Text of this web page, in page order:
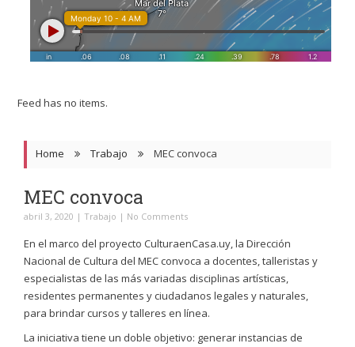
Feed has no items.
Home Trabajo MEC convoca
MEC convoca
abril 3, 2020 | Trabajo | No Comments
En el marco del proyecto CulturaenCasa.uy, la Dirección
Nacional de Cultura del MEC convoca a docentes, talleristas y
especialistas de las más variadas disciplinas artísticas,
residentes permanentes y ciudadanos legales y naturales,
para brindar cursos y talleres en línea.
La iniciativa tiene un doble objetivo: generar instancias de